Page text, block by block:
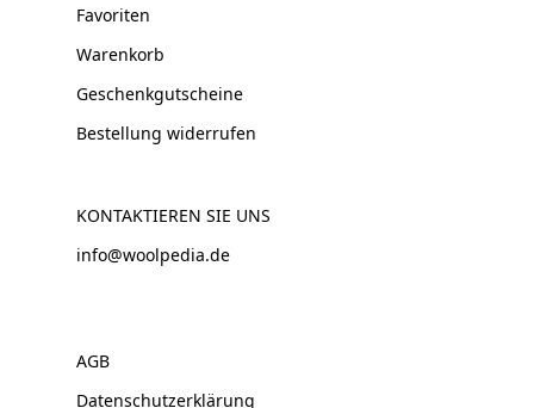
Favoriten
Warenkorb
Geschenkgutscheine
Bestellung widerrufen
KONTAKTIEREN SIE UNS
info@woolpedia.de
AGB
Datenschutzerklärung